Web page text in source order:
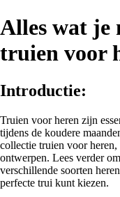
Alles wat je
truien voor
Introductie:
Truien voor heren zijn
tijdens de koudere
collectie truien voor
ontwerpen. Lees verder
verschillende soorten
perfecte trui kunt kiezen.